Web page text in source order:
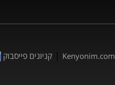
Kenyonim.com
|קניונים פייסבוק